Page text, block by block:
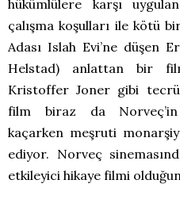
hükümlülere karşı
çalışma koşulları ile kötü
Adası Islah Evi’ne düşen
Helstad) anlattan bir
Kristoffer Joner gibi
film biraz da Norveç’in
kaçarken meşruti
ediyor. Norveç
etkileyici hikaye filmi